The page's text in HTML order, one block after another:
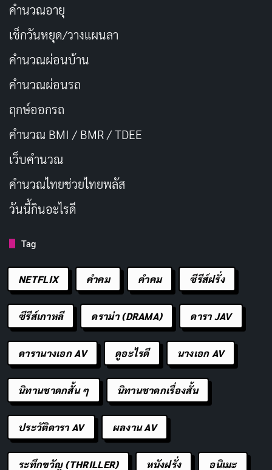
และเธอก็ดูตื่นเต้นกับมันด้วย
โมนาแฮนรู้สึกเหมือนคู่สามีภรรยาจริงๆ ที่รักกันแต่ก็พร้อม
จะหงุดหงิดกันได้ทุกเมื่อ
คิต ฮารริงตันในบทเอเดน ศัตรูหลักของหนัง เป็นจุดเด่นที่
ทำให้ภาคนี้ดีขึ้นกว่าภาคแรก ตัวละครของเขามีมิติมากกว่า
แรงจูงใจที่ทำให้เราเข้าใจได้ว่าทำไมเขาถึงอยากแก้แค้น
ฮารริงตันแสดงด้วยความเข้มข้นที่เหมาะสม ทำให้เอเดน
เป็นภัยคุกคามที่น่ากลัวจริงๆ แม้ว่าบางฉากจะรู้สึกว่าเขา
กำลังพยายามเล่นซีเรียสจนเกินไปในหนังที่มีโทนคอมเมดี้
น่า และ
ฐานะลูกวัยรุ่นที่กำลังเติบโตและมีความคิดเป็นของตัวเอง
พวกเขาไม่ได้แค่เป็นตัวละครรอง แต่มีส่วนร่วมในการช่วย
พ่อแม่ด้วยวิธีของตัวเอง นีน่ามีฉากที่เธอใช้ทักษะ
เทคโนโลยีช่วยครอบครัว ในขณะที่ไคล์ก็มีช่วงเวลาที่แสดง
ความกล้าหาญออกมา
นักแสดงสมทบอย่างเรด้า อิลาซูอาร์ (Reda Elazouar)
เพิ่มมิติให้กับหนังด้วยบทบาทที่น่าสนใจ แม้ว่าจะไม่ได้มี
เวลาบนหน้าจอมากนัก แต่ก็ทิ้งความประทับใจได้ดี โดยรวม
แล้วการแสดงในหนังเรื่องนี้ถือว่าพอใช้ได้
ได้แย่มาก แต่ก็ไม่มีใครแสดงได้โดดเด่นจนน่าจดจำ
คำนวณอายุ
เช็กวันหยุด/วางแผนลา
คำนวณผ่อนบ้าน
คำนวณผ่อนรถ
ฤกษ์ออกรถ
คำนวณ BMI / BMR / TDEE
เว็บคํานวณ
คํานวณไทยช่วยไทยพลัส
วันนี้กินอะไรดี
Tag
NETFLIX คำคม คําคม ซีรีส์ฝรั่ง
ซีรีส์เกาหลี ดราม่า (DRAMA) ดารา JAV
ดารานางเอก AV ดูอะไรดี นางเอก AV
นิทานชาดกสั้น ๆ นิทานชาดกเรื่องสั้น
ประวัติดารา AV ผลงาน AV
ระทึกขวัญ (THRILLER) หนังฝรั่ง อนิเมะ